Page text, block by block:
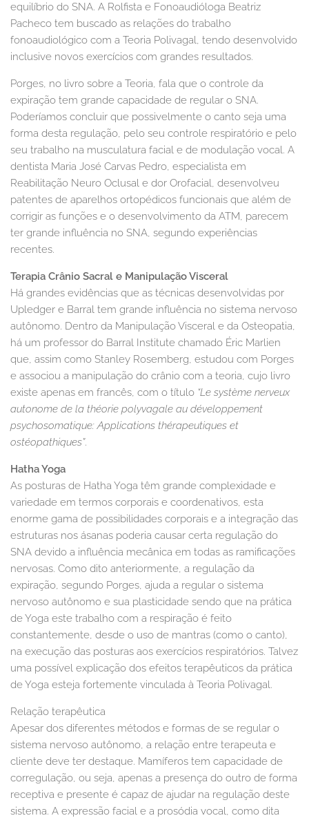
equilíbrio do SNA. A Rolfista e Fonoaudióloga Beatriz
Pacheco tem buscado as relações do trabalho
fonoaudiológico com a Teoria Polivagal, tendo desenvolvido
inclusive novos exercícios com grandes resultados.
Porges, no livro sobre a Teoria, fala que o controle da
expiração tem grande capacidade de regular o SNA.
Poderíamos concluir que possivelmente o canto seja uma
forma desta regulação, pelo seu controle respiratório e pelo
seu trabalho na musculatura facial e de modulação vocal. A
dentista Maria José Carvas Pedro, especialista em
Reabilitação Neuro Oclusal e dor Orofacial, desenvolveu
patentes de aparelhos ortopédicos funcionais que além de
corrigir as funções e o desenvolvimento da ATM, parecem
ter grande influência no SNA, segundo experiências
recentes.
Terapia Crânio Sacral e Manipulação Visceral
Há grandes evidências que as técnicas desenvolvidas por
Upledger e Barral tem grande influência no sistema nervoso
autônomo. Dentro da Manipulação Visceral e da Osteopatia,
há um professor do Barral Institute chamado Éric Marlien
que, assim como Stanley Rosemberg, estudou com Porges
e associou a manipulação do crânio com a teoria, cujo livro
existe apenas em francês, com o título “Le système nerveux
autonome de la théorie polyvagale au développement
psychosomatique: Applications thérapeutiques et
ostéopathiques”.
Hatha Yoga
As posturas de Hatha Yoga têm grande complexidade e
variedade em termos corporais e coordenativos, esta
enorme gama de possibilidades corporais e a integração das
estruturas nos ásanas poderia causar certa regulação do
SNA devido a influência mecânica em todas as ramificações
nervosas. Como dito anteriormente, a regulação da
expiração, segundo Porges, ajuda a regular o sistema
nervoso autônomo e sua plasticidade sendo que na prática
de Yoga este trabalho com a respiração é feito
constantemente, desde o uso de mantras (como o canto),
na execução das posturas aos exercícios respiratórios. Talvez
uma possível explicação dos efeitos terapêuticos da prática
de Yoga esteja fortemente vinculada à Teoria Polivagal.
Relação terapêutica
Apesar dos diferentes métodos e formas de se regular o
sistema nervoso autônomo, a relação entre terapeuta e
cliente deve ter destaque. Mamíferos tem capacidade de
corregulação, ou seja, apenas a presença do outro de forma
receptiva e presente é capaz de ajudar na regulação deste
sistema. A expressão facial e a prosódia vocal, como dita